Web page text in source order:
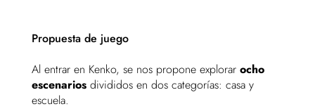
Propuesta de juego
Al entrar en Kenko, se nos propone explorar ocho
escenariosdivididos en dos categorías: casa y
escuela.